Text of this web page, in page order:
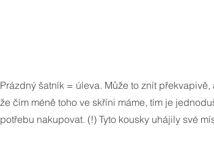
Prázdný šatník = úleva. Může to znít
že čím méně toho ve skříni máme, tím je
potřebu nakupovat. (!) Tyto kousky uhájily své